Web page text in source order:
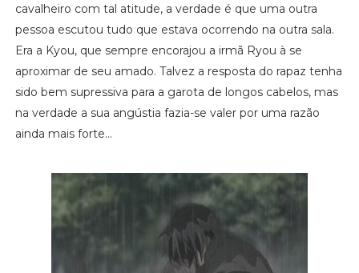
cavalheiro com tal atitude, a verdade é que uma outra
pessoa escutou tudo que estava ocorrendo na outra sala.
Era a Kyou, que sempre encorajou a irmã Ryou à se
aproximar de seu amado. Talvez a resposta do rapaz tenha
sido bem supressiva para a garota de longos cabelos, mas
na verdade a sua angústia fazia-se valer por uma razão
ainda mais forte...